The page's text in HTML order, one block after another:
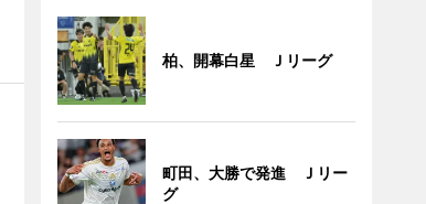
柏、開幕白星 Ｊリーグ
町田、大勝で発進 Ｊリー
グ